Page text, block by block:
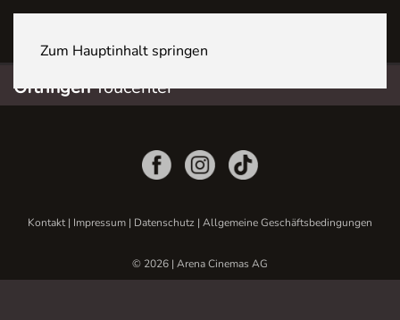
Zum Hauptinhalt springen
OftringenYoucenter
Kontakt| Impressum | Datenschutz | Allgemeine Geschäftsbedingungen
© 2026 | Arena Cinemas AG